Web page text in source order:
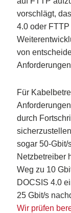
vorschlägt,
4.0 oder
von
Für
durch
sogar 50-
Netzbetreiber
Weg zu 10
DOCSIS 4.0
25 Gbit/s
Wir prüfen